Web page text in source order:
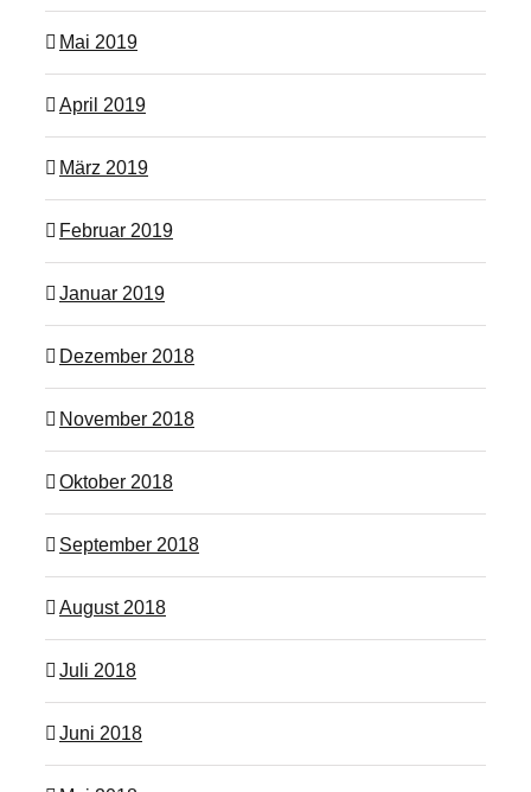
Mai 2019
April 2019
März 2019
Februar 2019
Januar 2019
Dezember 2018
November 2018
Oktober 2018
September 2018
August 2018
Juli 2018
Juni 2018